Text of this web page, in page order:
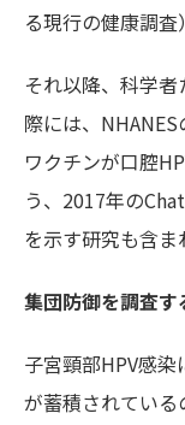
る現行の健康調査
それ以降、科学
際には、
ワクチンが口腔
う、2017年の
を示す研究も含ま
集団防御を調査す
子宮頸部HPV感
が蓄積されてい